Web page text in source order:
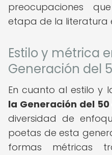
preocupaciones
etapa de la literatura
Estilo y métrica
Generación del
En cuanto al estilo y
la Generación del 50
diversidad de
poetas de esta
formas métricas